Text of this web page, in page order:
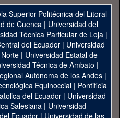
Superior Politécnica del Litoral
de Cuenca| Universidad del
Técnica Particular de Loja|
del Ecuador| Universidad
| Universidad Estatal de
Técnica de Ambato |
Autónoma de los Andes|
Equinoccial| Pontificia
del Ecuador | Universidad
Salesiana | Universidad
Ecuador | Universidad de las